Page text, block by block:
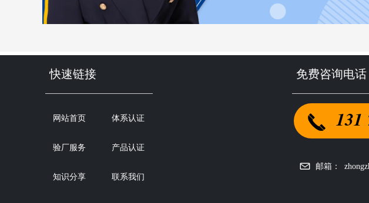
快速链接
网站首页 体系认证
验厂服务 产品认证
知识分享 联系我们
免费咨询电话
끅 131
邮箱：